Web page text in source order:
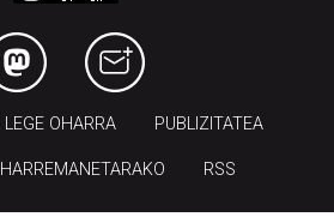
LEGE OHARRA PUBLIZITATEA
HARREMANETARAKO RSS